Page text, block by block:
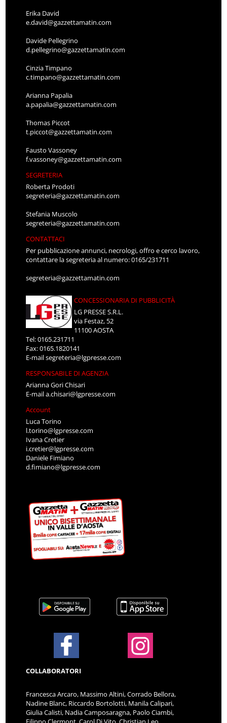
Erika David
e.david@gazzettamatin.com
Davide Pellegrino
d.pellegrino@gazzettamatin.com
Cinzia Timpano
c.timpano@gazzettamatin.com
Arianna Papalia
a.papalia@gazzettamatin.com
Thomas Piccot
t.piccot@gazzettamatin.com
Fausto Vassoney
f.vassoney@gazzettamatin.com
SEGRETERIA
Roberta Prodoti
segreteria@gazzettamatin.com
Stefania Muscolo
segreteria@gazzettamatin.com
CONTATTACI
Per pubblicazione annunci, necrologi, offro e cerco lavoro,
contattare la segreteria al numero: 0165/231711
segreteria@gazzettamatin.com
CONCESSIONARIA DI PUBBLICITÀ
LG PRESSE S.R.L.
via Festaz, 52
11100 AOSTA
Tel: 0165.231711
Fax: 0165.1820141
E-mailsegreteria@lgpresse.com
RESPONSABILE DI AGENZIA
Arianna Gori Chisari
E-maila.chisari@lgpresse.com
Account
Luca Torino
l.torino@lgpresse.com
Ivana Cretier
i.cretier@lgpresse.com
Daniele Fimiano
d.fimiano@lgpresse.com
COLLABORATORI
Francesca Arcaro, Massimo Altini, Corrado Bellora,
Nadine Blanc, Riccardo Bortolotti, Manila Calipari,
Giulia Calisti, Nadia Camposaragna, Paolo Ciambi,